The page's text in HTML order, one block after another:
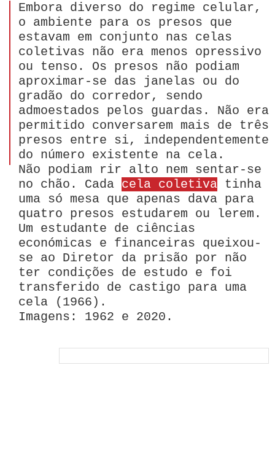
Embora diverso do regime celular,
o ambiente para os presos que
estavam em conjunto nas celas
coletivas não era menos opressivo
ou tenso. Os presos não podiam
aproximar-se das janelas ou do
gradão do corredor, sendo
admoestados pelos guardas. Não era
permitido conversarem mais de três
presos entre si, independentemente
do número existente na cela.
Não podiam rir alto nem sentar-se
no chão. Cada cela coletiva tinha
uma só mesa que apenas dava para
quatro presos estudarem ou lerem.
Um estudante de ciências
económicas e financeiras queixou-
se ao Diretor da prisão por não
ter condições de estudo e foi
transferido de castigo para uma
cela (1966).
Imagens: 1962 e 2020.